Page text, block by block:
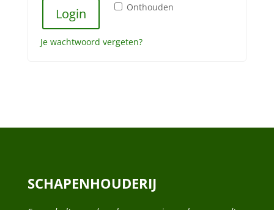
Onthouden
Login
Je wachtwoord vergeten?
SCHAPENHOUDERIJ